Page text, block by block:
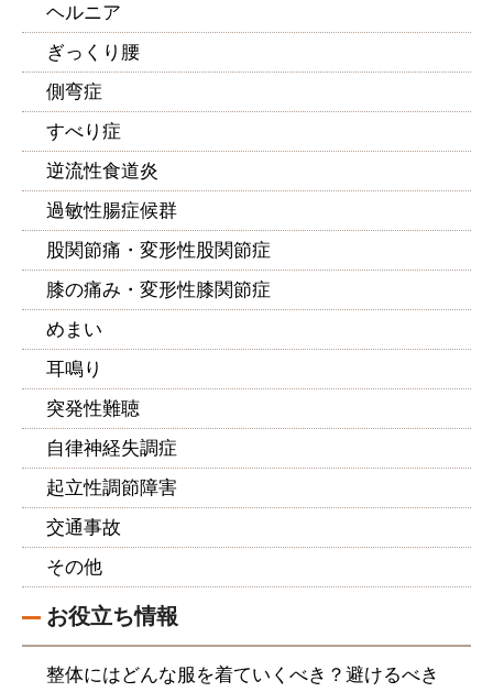
ヘルニア
ぎっくり腰
側弯症
すべり症
逆流性食道炎
過敏性腸症候群
股関節痛・変形性股関節症
膝の痛み・変形性膝関節症
めまい
耳鳴り
突発性難聴
自律神経失調症
起立性調節障害
交通事故
その他
お役立ち情報
整体にはどんな服を着ていくべき？避けるべき